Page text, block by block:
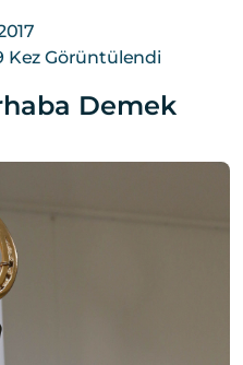
Kez Görüntülendi
Demek